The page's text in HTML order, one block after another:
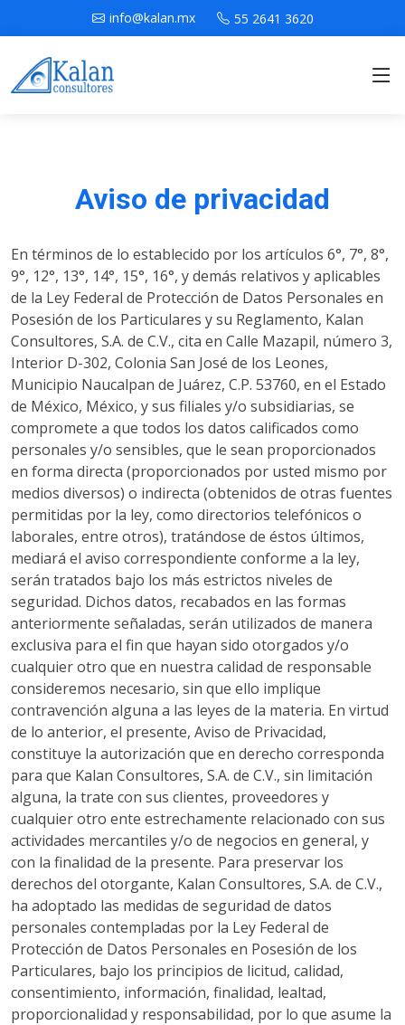
info@kalan.mx 55 2641 3620
Aviso de privacidad
En términos de lo establecido por los artículos 6°, 7°, 8°,
9°, 12°, 13°, 14°, 15°, 16°, y demás relativos y aplicables
de la Ley Federal de Protección de Datos Personales en
Posesión de los Particulares y su Reglamento, Kalan
Consultores, S.A. de C.V., cita en Calle Mazapil, número 3,
Interior D-302, Colonia San José de los Leones,
Municipio Naucalpan de Juárez, C.P. 53760, en el Estado
de México, México, y sus filiales y/o subsidiarias, se
compromete a que todos los datos calificados como
personales y/o sensibles, que le sean proporcionados
en forma directa (proporcionados por usted mismo por
medios diversos) o indirecta (obtenidos de otras fuentes
permitidas por la ley, como directorios telefónicos o
laborales, entre otros), tratándose de éstos últimos,
mediará el aviso correspondiente conforme a la ley,
serán tratados bajo los más estrictos niveles de
seguridad. Dichos datos, recabados en las formas
anteriormente señaladas, serán utilizados de manera
exclusiva para el fin que hayan sido otorgados y/o
cualquier otro que en nuestra calidad de responsable
consideremos necesario, sin que ello implique
contravención alguna a las leyes de la materia. En virtud
de lo anterior, el presente, Aviso de Privacidad,
constituye la autorización que en derecho corresponda
para que Kalan Consultores, S.A. de C.V., sin limitación
alguna, la trate con sus clientes, proveedores y
cualquier otro ente estrechamente relacionado con sus
actividades mercantiles y/o de negocios en general, y
con la finalidad de la presente. Para preservar los
derechos del otorgante, Kalan Consultores, S.A. de C.V.,
ha adoptado las medidas de seguridad de datos
personales contempladas por la Ley Federal de
Protección de Datos Personales en Posesión de los
Particulares, bajo los principios de licitud, calidad,
consentimiento, información, finalidad, lealtad,
proporcionalidad y responsabilidad, por lo que asume la